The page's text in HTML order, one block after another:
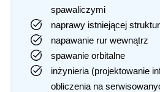
spawaliczymi
naprawy istniejącej
napawanie rur wewnątrz
spawanie orbitalne
inżynieria (projektowanie
obliczenia na